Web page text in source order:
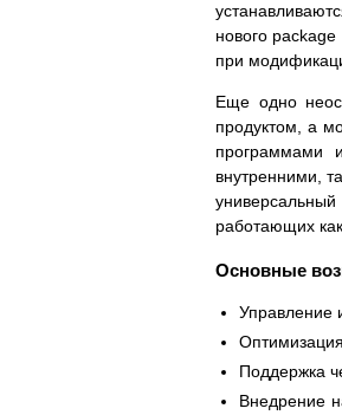
нового
при
Еще одно
продуктом, а
программами
внутренними,
работающих
Основные
Управление
Поддержка
Внедрение